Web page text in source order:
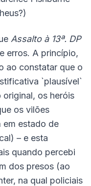
Assalto à 13ª. DP
erros. A princípio,
ao constatar que o
`plausível`
os heróis
os vilões
em estado de
– e esta
quando percebi
dos presos (ao
na qual policiais